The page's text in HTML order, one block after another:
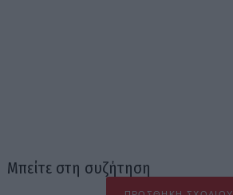
Μπείτε στη συζήτηση